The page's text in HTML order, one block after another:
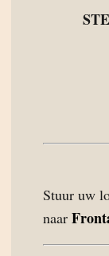
Stuur uw
naar